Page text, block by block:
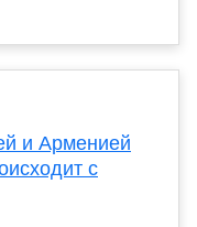
и Арменией
с